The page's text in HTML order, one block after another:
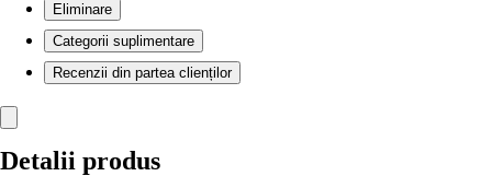
Eliminare
Categorii suplimentare
Recenzii din partea clienților
Detalii produs